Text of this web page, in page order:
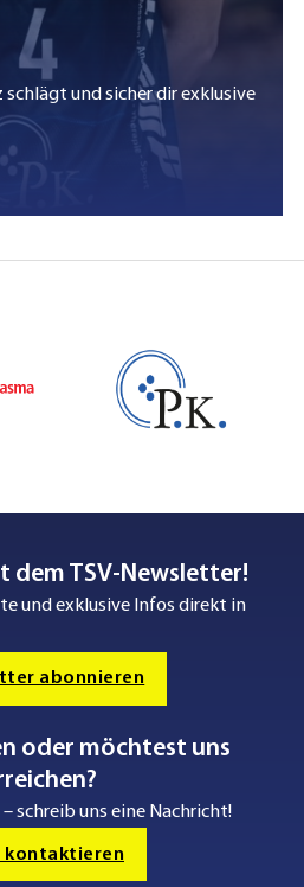
schlägt und sicher dir exklusive
dem TSV-Newsletter!
und exklusive Infos direkt in
abonnieren
oder möchtest uns
schreib uns eine Nachricht!
kontaktieren